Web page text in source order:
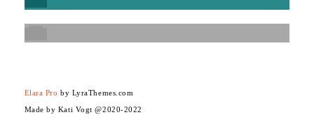
Elara Pro by LyraThemes.com
Made by Kati Vogt @2020-2022